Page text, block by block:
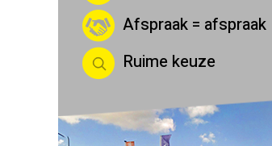
Afspraak = afspraak
Ruime keuze